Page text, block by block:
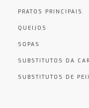
PRATOS PRINCIPAIS
QUEIJOS
SOPAS
SUBSTITUTOS DA
SUBSTITUTOS DE